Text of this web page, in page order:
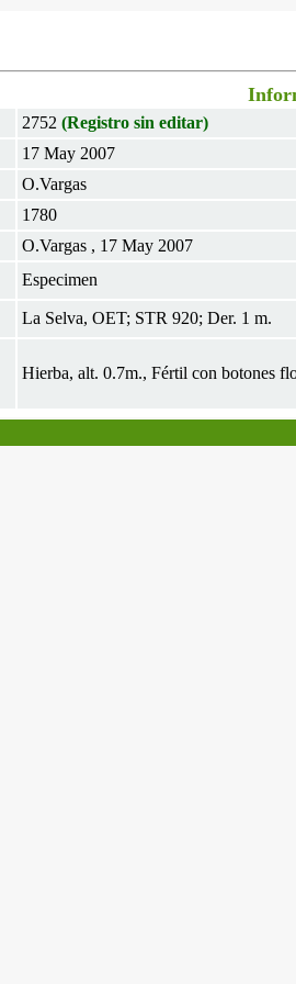
2752 (Registro sin editar)
17 May 2007
O.Vargas
1780
O.Vargas , 17 May 2007
Especimen
La Selva, OET; STR 920; Der. 1 m.
Hierba, alt. 0.7m., Fértil con botones